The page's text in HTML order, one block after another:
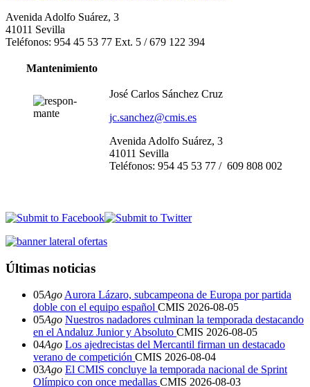
Avenida Adolfo Suárez, 3
41011 Sevilla
Teléfonos: 954 45 53 77 Ext. 5 / 679 122 394
Mantenimiento
José Carlos Sánchez Cruz
jc.sanchez@cmis.es
Avenida Adolfo Suárez, 3
41011 Sevilla
Teléfonos: 954 45 53 77 / 609 808 002
Últimas noticias
05Ago Aurora Lázaro, subcampeona de Europa por partida
doble con el equipo español CMIS 2026-08-05
05Ago Nuestros nadadores culminan la temporada destacando
en el Andaluz Junior y Absoluto CMIS 2026-08-05
04Ago Los ajedrecistas del Mercantil firman un destacado
verano de competición CMIS 2026-08-04
03Ago El CMIS concluye la temporada nacional de Sprint
Olímpico con once medallas CMIS 2026-08-03